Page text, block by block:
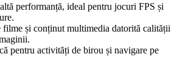
performanță, ideal pentru jocuri FPS și
filme și conținut multimedia datorită calității
pentru activități de birou și navigare pe